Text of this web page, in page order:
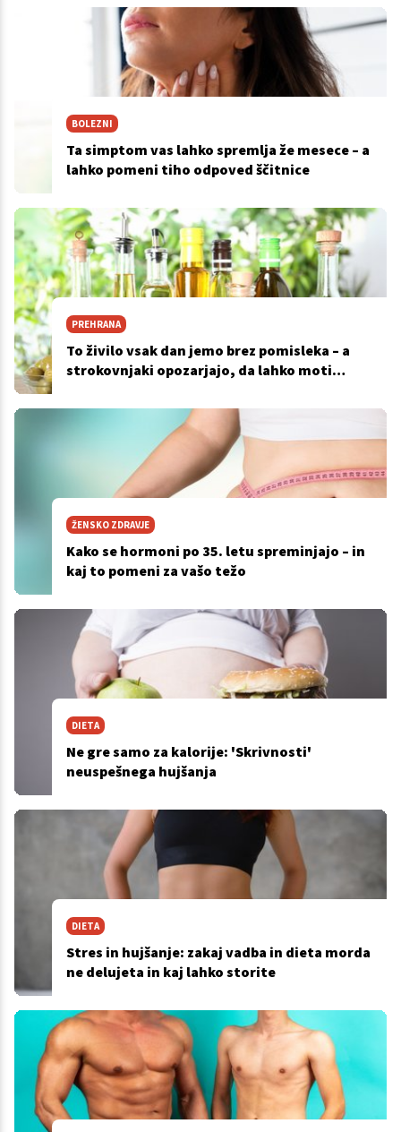
BOLEZNI
Ta simptom vas lahko spremlja že mesece – a
lahko pomeni tiho odpoved ščitnice
PREHRANA
To živilo vsak dan jemo brez pomisleka – a
strokovnjaki opozarjajo, da lahko moti
ŽENSKO ZDRAVJE
Kako se hormoni po 35. letu spreminjajo – in
kaj to pomeni za vašo težo
DIETA
Ne gre samo za kalorije: 'Skrivnosti'
neuspešnega hujšanja
DIETA
Stres in hujšanje: zakaj vadba in dieta morda
ne delujeta in kaj lahko storite